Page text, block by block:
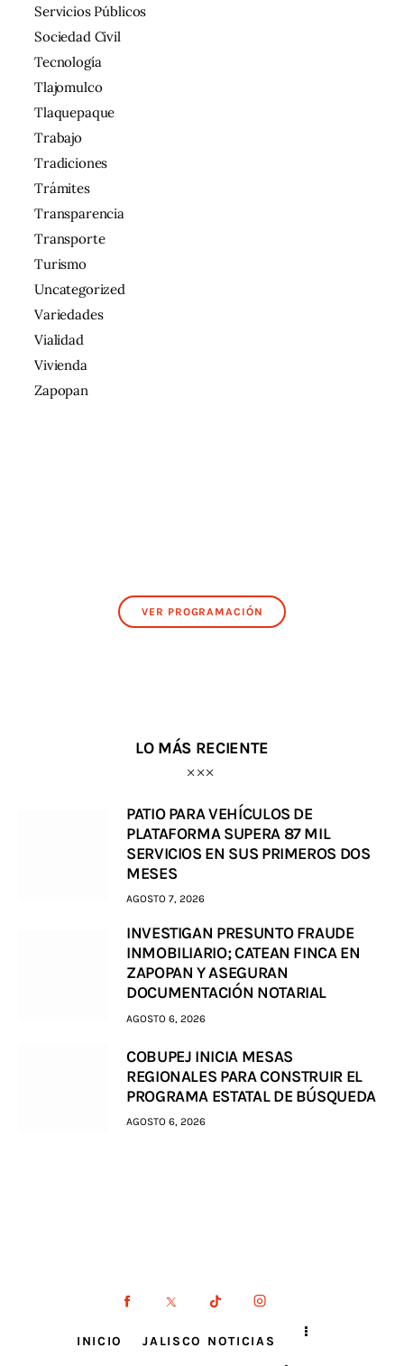
Servicios Públicos
Sociedad Civil
Tecnología
Tlajomulco
Tlaquepaque
Trabajo
Tradiciones
Trámites
Transparencia
Transporte
Turismo
Uncategorized
Variedades
Vialidad
Vivienda
Zapopan
VER PROGRAMACIÓN
LO MÁS RECIENTE
PATIO PARA VEHÍCULOS DE
PLATAFORMA SUPERA 87 MIL
SERVICIOS EN SUS PRIMEROS DOS
MESES
AGOSTO 7, 2026
INVESTIGAN PRESUNTO FRAUDE
INMOBILIARIO; CATEAN FINCA EN
ZAPOPAN Y ASEGURAN
DOCUMENTACIÓN NOTARIAL
AGOSTO 6, 2026
COBUPEJ INICIA MESAS
REGIONALES PARA CONSTRUIR EL
PROGRAMA ESTATAL DE BÚSQUEDA
AGOSTO 6, 2026
INICIO JALISCO NOTICIAS